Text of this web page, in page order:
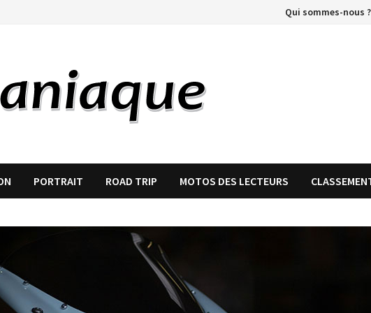
Qui sommes-nous ?
PORTRAIT ROAD TRIP MOTOS DES LECTEURS